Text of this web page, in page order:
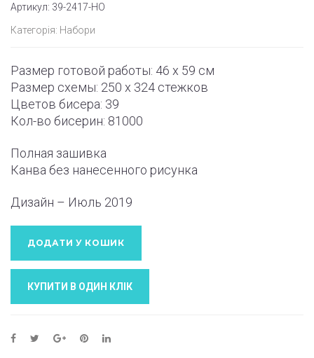
Артикул: 39-2417-НО
Категорія: Набори
Размер готовой работы: 46 х 59 см
Размер схемы: 250 х 324 стежков
Цветов бисера: 39
Кол-во бисерин: 81000
Полная зашивка
Канва без нанесенного рисунка
Дизайн – Июль 2019
ДОДАТИ У КОШИК
КУПИТИ В ОДИН КЛIК